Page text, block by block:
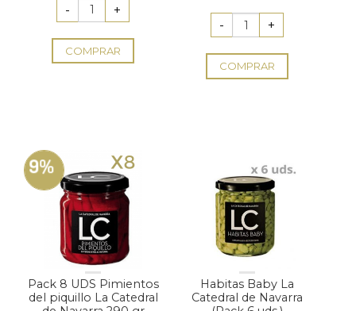
era:
60,50 €.
COMPRAR
era:
72,60 €.
COMPRAR
9%
Pack 8 UDS Pimientos
del piquillo La Catedral
Habitas Baby La
Catedral de Navarra